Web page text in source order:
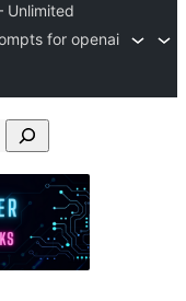
Unlimited
for openai